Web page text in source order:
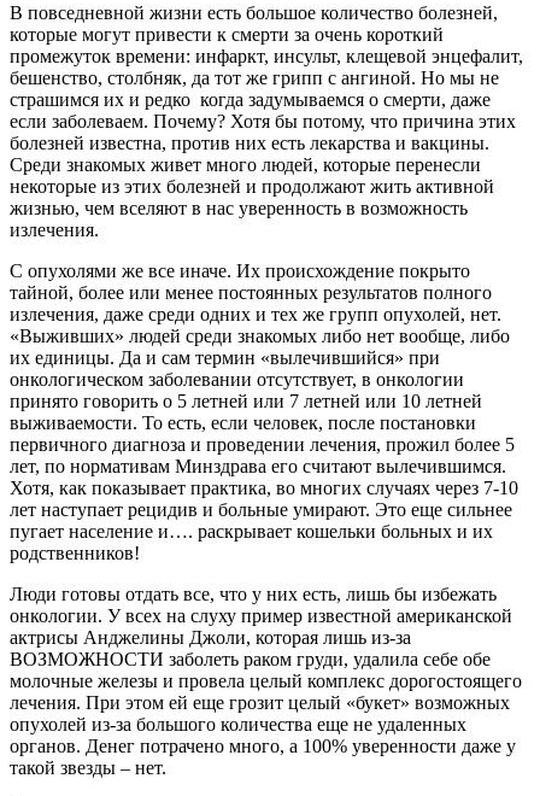
В повседневной жизни есть большое количество болезней,
которые могут привести к смерти за очень короткий
промежуток времени: инфаркт, инсульт, клещевой энцефалит,
бешенство, столбняк, да тот же грипп с ангиной. Но мы не
страшимся их и редко когда задумываемся о смерти, даже
если заболеваем. Почему? Хотя бы потому, что причина этих
болезней известна, против них есть лекарства и вакцины.
Среди знакомых живет много людей, которые перенесли
некоторые из этих болезней и продолжают жить активной
жизнью, чем вселяют в нас уверенность в возможность
излечения.
С опухолями же все иначе. Их происхождение покрыто
тайной, более или менее постоянных результатов полного
излечения, даже среди одних и тех же групп опухолей, нет.
«Выживших» людей среди знакомых либо нет вообще, либо
их единицы. Да и сам термин «вылечившийся» при
онкологическом заболевании отсутствует, в онкологии
принято говорить о 5 летней или 7 летней или 10 летней
выживаемости. То есть, если человек, после постановки
первичного диагноза и проведении лечения, прожил более 5
лет, по нормативам Минздрава его считают вылечившимся.
Хотя, как показывает практика, во многих случаях через 7-10
лет наступает рецидив и больные умирают. Это еще сильнее
пугает население и…. раскрывает кошельки больных и их
родственников!
Люди готовы отдать все, что у них есть, лишь бы избежать
онкологии. У всех на слуху пример известной американской
актрисы Анджелины Джоли, которая лишь из-за
ВОЗМОЖНОСТИ заболеть раком груди, удалила себе обе
молочные железы и провела целый комплекс дорогостоящего
лечения. При этом ей еще грозит целый «букет» возможных
опухолей из-за большого количества еще не удаленных
органов. Денег потрачено много, а 100% уверенности даже у
такой звезды – нет.